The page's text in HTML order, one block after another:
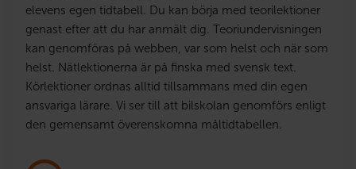
elevens egen tidtabell. Du kan börja med teorilektioner
genast efter att du har anmält dig. Teoriundervisningen
kan genomföras på webben, var som helst och när som
helst. Nätlektionerna är på finska med svensk text.
Körlektioner ordnas alltid tillsammans med din egen
ansvariga lärare. Vi ser till att bilskolan genomförs enligt
den gemensamt överenskomna måltidtabellen.